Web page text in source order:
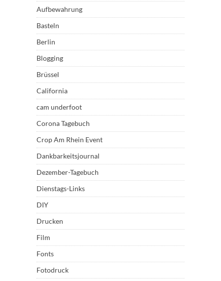
Aufbewahrung
Basteln
Berlin
Blogging
Brüssel
California
cam underfoot
Corona Tagebuch
Crop Am Rhein Event
Dankbarkeitsjournal
Dezember-Tagebuch
Dienstags-Links
DIY
Drucken
Film
Fonts
Fotodruck